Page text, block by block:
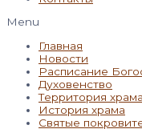
Menu
Главная
Новости
Расписание
Духовенство
Территория храма
История храма
Святые